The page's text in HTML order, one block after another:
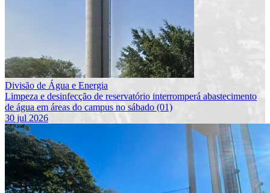
Divisão de Água e Energia
Limpeza e desinfecção de reservatório interromperá abastecimento
de água em áreas do campus no sábado (01)
30 jul 2026